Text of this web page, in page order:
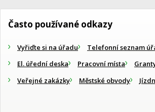
Často používané odkazy
Vyřiďte si na úřadu
Telefonní seznam
El. úřední deska
Pracovní místa
Veřejné zakázky
Městské obvody